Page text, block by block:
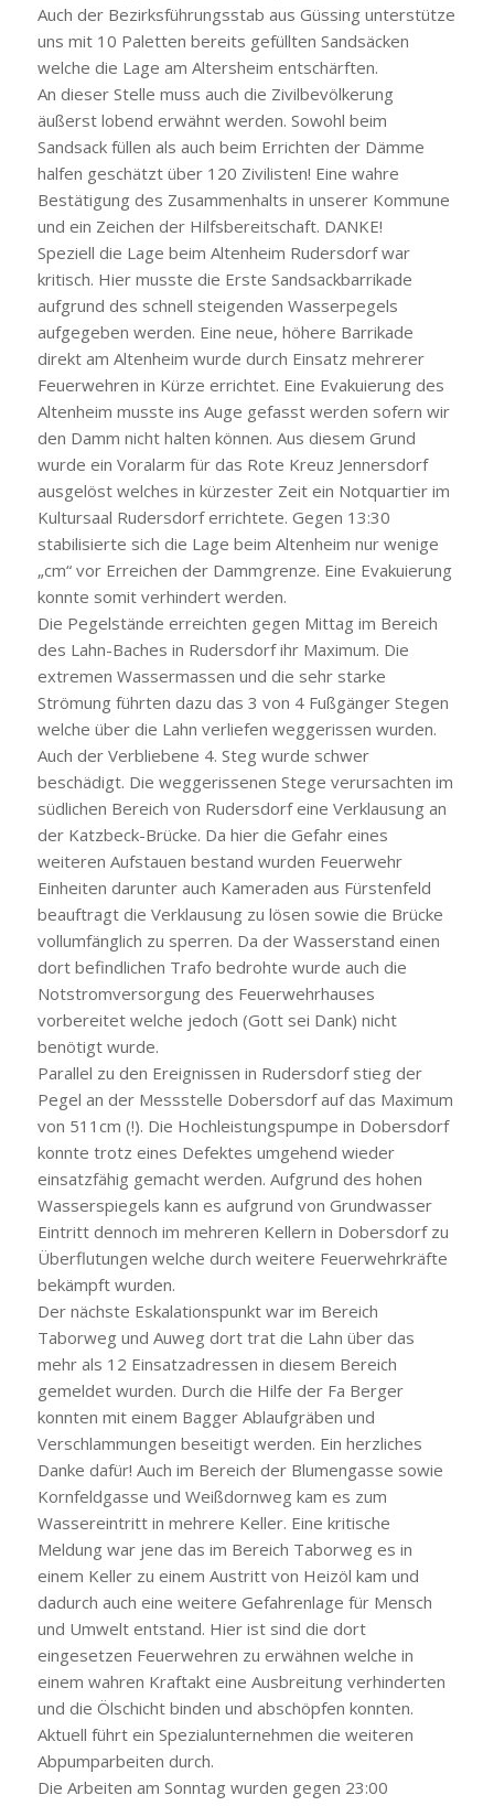
Auch der Bezirksführungsstab aus Güssing unterstütze
uns mit 10 Paletten bereits gefüllten Sandsäcken
welche die Lage am Altersheim entschärften.
An dieser Stelle muss auch die Zivilbevölkerung
äußerst lobend erwähnt werden. Sowohl beim
Sandsack füllen als auch beim Errichten der Dämme
halfen geschätzt über 120 Zivilisten! Eine wahre
Bestätigung des Zusammenhalts in unserer Kommune
und ein Zeichen der Hilfsbereitschaft. DANKE!
Speziell die Lage beim Altenheim Rudersdorf war
kritisch. Hier musste die Erste Sandsackbarrikade
aufgrund des schnell steigenden Wasserpegels
aufgegeben werden. Eine neue, höhere Barrikade
direkt am Altenheim wurde durch Einsatz mehrerer
Feuerwehren in Kürze errichtet. Eine Evakuierung des
Altenheim musste ins Auge gefasst werden sofern wir
den Damm nicht halten können. Aus diesem Grund
wurde ein Voralarm für das Rote Kreuz Jennersdorf
ausgelöst welches in kürzester Zeit ein Notquartier im
Kultursaal Rudersdorf errichtete. Gegen 13:30
stabilisierte sich die Lage beim Altenheim nur wenige
„cm“ vor Erreichen der Dammgrenze. Eine Evakuierung
konnte somit verhindert werden.
Die Pegelstände erreichten gegen Mittag im Bereich
des Lahn-Baches in Rudersdorf ihr Maximum. Die
extremen Wassermassen und die sehr starke
Strömung führten dazu das 3 von 4 Fußgänger Stegen
welche über die Lahn verliefen weggerissen wurden.
Auch der Verbliebene 4. Steg wurde schwer
beschädigt. Die weggerissenen Stege verursachten im
südlichen Bereich von Rudersdorf eine Verklausung an
der Katzbeck-Brücke. Da hier die Gefahr eines
weiteren Aufstauen bestand wurden Feuerwehr
Einheiten darunter auch Kameraden aus Fürstenfeld
beauftragt die Verklausung zu lösen sowie die Brücke
vollumfänglich zu sperren. Da der Wasserstand einen
dort befindlichen Trafo bedrohte wurde auch die
Notstromversorgung des Feuerwehrhauses
vorbereitet welche jedoch (Gott sei Dank) nicht
benötigt wurde.
Parallel zu den Ereignissen in Rudersdorf stieg der
Pegel an der Messstelle Dobersdorf auf das Maximum
von 511cm (!). Die Hochleistungspumpe in Dobersdorf
konnte trotz eines Defektes umgehend wieder
einsatzfähig gemacht werden. Aufgrund des hohen
Wasserspiegels kann es aufgrund von Grundwasser
Eintritt dennoch im mehreren Kellern in Dobersdorf zu
Überflutungen welche durch weitere Feuerwehrkräfte
bekämpft wurden.
Der nächste Eskalationspunkt war im Bereich
Taborweg und Auweg dort trat die Lahn über das
mehr als 12 Einsatzadressen in diesem Bereich
gemeldet wurden. Durch die Hilfe der Fa Berger
konnten mit einem Bagger Ablaufgräben und
Verschlammungen beseitigt werden. Ein herzliches
Danke dafür! Auch im Bereich der Blumengasse sowie
Kornfeldgasse und Weißdornweg kam es zum
Wassereintritt in mehrere Keller. Eine kritische
Meldung war jene das im Bereich Taborweg es in
einem Keller zu einem Austritt von Heizöl kam und
dadurch auch eine weitere Gefahrenlage für Mensch
und Umwelt entstand. Hier ist sind die dort
eingesetzen Feuerwehren zu erwähnen welche in
einem wahren Kraftakt eine Ausbreitung verhinderten
und die Ölschicht binden und abschöpfen konnten.
Aktuell führt ein Spezialunternehmen die weiteren
Abpumparbeiten durch.
Die Arbeiten am Sonntag wurden gegen 23:00